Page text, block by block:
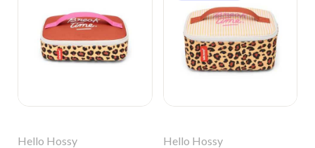
Hello Hossy
Hello Hossy